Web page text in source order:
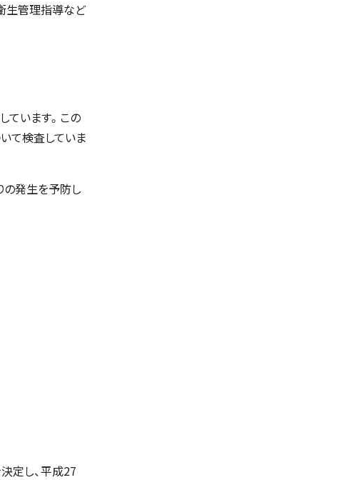
生管理指導など
ています。この
て検査していま
の発生を予防し
定し、平成27